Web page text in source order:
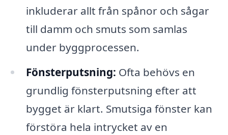
inkluderar allt från spånor och sågar
till damm och smuts som samlas
under byggprocessen.
Fönsterputsning: Ofta behövs en
grundlig fönsterputsning efter att
bygget är klart. Smutsiga fönster kan
förstöra hela intrycket av en